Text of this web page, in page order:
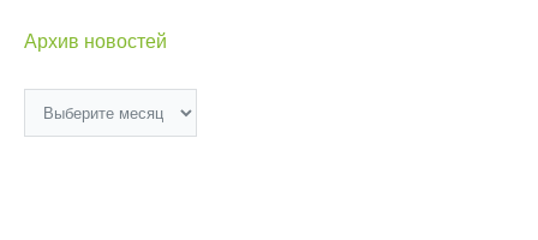
Архив новостей
новостей